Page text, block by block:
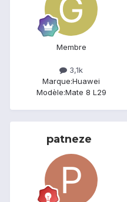
Membre
3,1k
Marque:Huawei
Modèle:Mate 8 L29
patneze